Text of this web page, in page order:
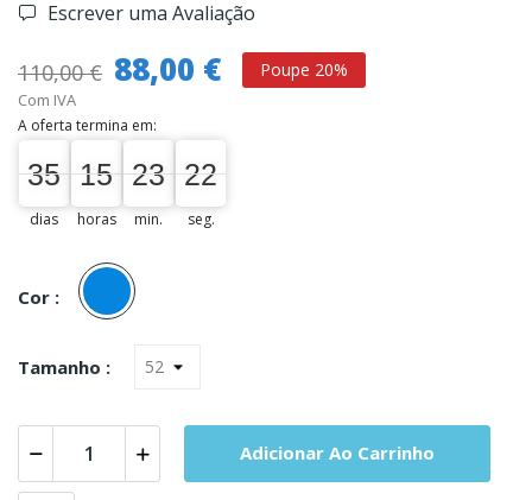
Escrever uma Avaliação
110,00 € 88,00 € Poupe 20%
Com IVA
A oferta termina em:
35
35
00
dias
15
15
00
horas
23
23
00
min.
22
21
22
seg.
Cor :
Azul
Tamanho :
Adicionar Ao Carrinho